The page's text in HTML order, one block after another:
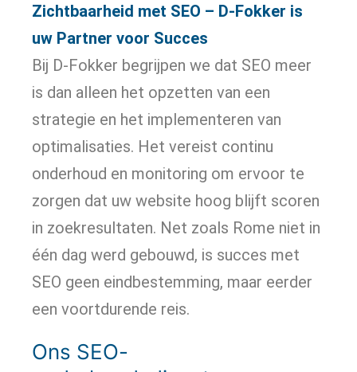
Zichtbaarheid met SEO – D-Fokker is
uw Partner voor Succes
Bij D-Fokker begrijpen we dat SEO meer
is dan alleen het opzetten van een
strategie en het implementeren van
optimalisaties. Het vereist continu
onderhoud en monitoring om ervoor te
zorgen dat uw website hoog blijft scoren
in zoekresultaten. Net zoals Rome niet in
één dag werd gebouwd, is succes met
SEO geen eindbestemming, maar eerder
een voortdurende reis.
Ons SEO-